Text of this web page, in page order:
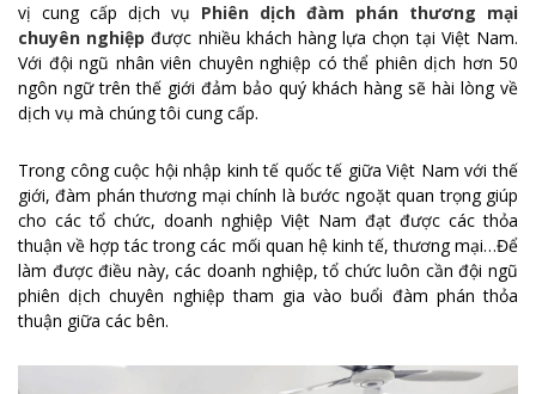
vị cung cấp dịch vụ Phiên dịch đàm phán thương mại
chuyên nghiệp được nhiều khách hàng lựa chọn tại Việt Nam.
Với đội ngũ nhân viên chuyên nghiệp có thể phiên dịch hơn 50
ngôn ngữ trên thế giới đảm bảo quý khách hàng sẽ hài lòng về
dịch vụ mà chúng tôi cung cấp.
Trong công cuộc hội nhập kinh tế quốc tế giữa Việt Nam với thế
giới, đàm phán thương mại chính là bước ngoặt quan trọng giúp
cho các tổ chức, doanh nghiệp Việt Nam đạt được các thỏa
thuận về hợp tác trong các mối quan hệ kinh tế, thương mại…Để
làm được điều này, các doanh nghiệp, tổ chức luôn cần đội ngũ
phiên dịch chuyên nghiệp tham gia vào buổi đàm phán thỏa
thuận giữa các bên.